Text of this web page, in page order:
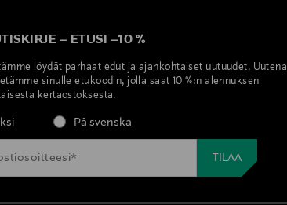
– ETUSI –10 %
löydät parhaat edut ja ajankohtaiset uutuudet. Uutena
sinulle etukoodin, jolla saat 10 %:n alennuksen
kertaostoksesta.
På svenska